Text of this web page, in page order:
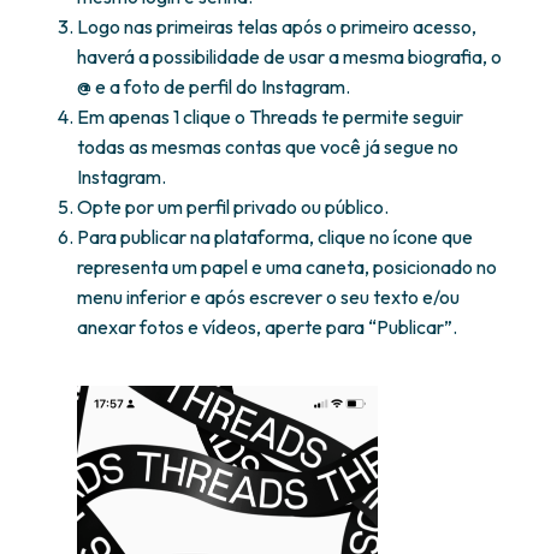
Logo nas primeiras telas após o primeiro acesso,
haverá a possibilidade de usar a mesma biografia, o
@ e a foto de perfil do Instagram.
Em apenas 1 clique o Threads te permite seguir
todas as mesmas contas que você já segue no
Instagram.
Opte por um perfil privado ou público.
Para publicar na plataforma, clique no ícone que
representa um papel e uma caneta, posicionado no
menu inferior e após escrever o seu texto e/ou
anexar fotos e vídeos, aperte para “Publicar”.